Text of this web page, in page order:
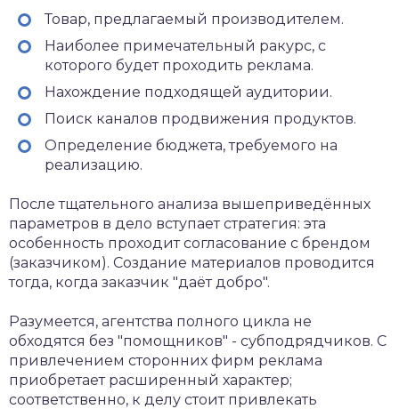
Товар, предлагаемый производителем.
Наиболее примечательный ракурс, с
которого будет проходить реклама.
Нахождение подходящей аудитории.
Поиск каналов продвижения продуктов.
Определение бюджета, требуемого на
реализацию.
После тщательного анализа вышеприведённых
параметров в дело вступает стратегия: эта
особенность проходит согласование с брендом
(заказчиком). Создание материалов проводится
тогда, когда заказчик "даёт добро".
Разумеется, агентства полного цикла не
обходятся без "помощников" - субподрядчиков. С
привлечением сторонних фирм реклама
приобретает расширенный характер;
соответственно, к делу стоит привлекать